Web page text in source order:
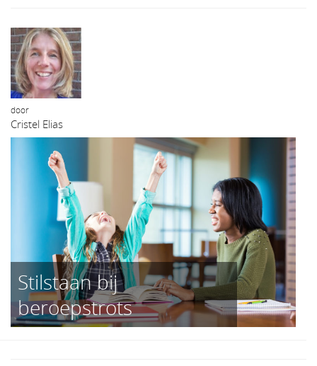
door
Cristel Elias
Stilstaan bij
beroepstrots